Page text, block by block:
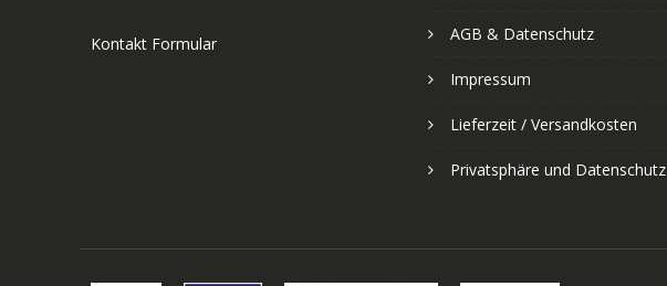
Kontakt Formular AGB & Datenschutz
Impressum
Lieferzeit / Versandkosten
Privatsphäre und Datenschutz